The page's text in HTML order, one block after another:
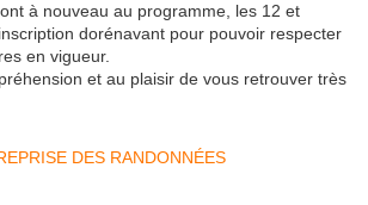
à nouveau au programme, les 12 et
dorénavant pour pouvoir respecter
en vigueur.
et au plaisir de vous retrouver très